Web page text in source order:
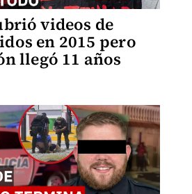
videos de
en 2015 pero
llegó 11 años